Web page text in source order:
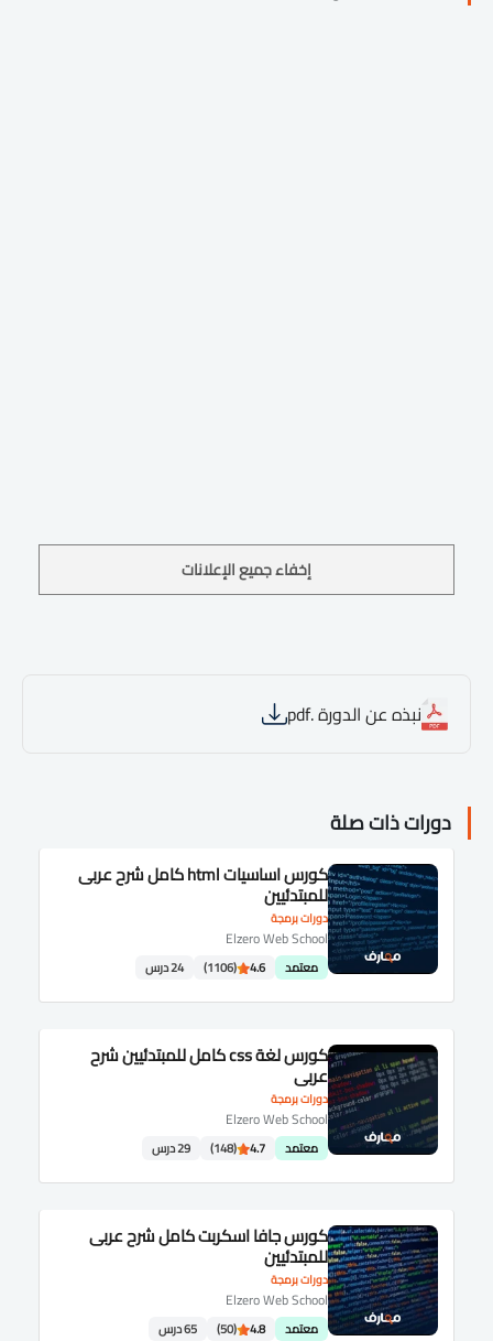
إخفاء جميع الإعلانات
نبذه عن الدورة .pdf
دورات ذات صلة
دورات برمجة
كورس اساسيات html كامل شرح عربى
للمبتدئيين
Elzero Web School
معتمد 4.6
(1106) 24 درس
دورات برمجة
كورس لغة css كامل للمبتدئيين شرح
عربى
Elzero Web School
معتمد 4.7
(148) 29 درس
دورات برمجة
كورس جافا اسكربت كامل شرح عربى
للمبتدئيين
Elzero Web School
معتمد 4.8
(50) 65 درس